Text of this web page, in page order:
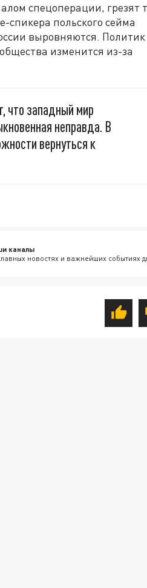
спецоперации, грезят
спикера польского сейма
выровняются. Политик
изменится из-за
что западный мир
неправда. В
вернуться к
каналы
новостях и важнейших событиях